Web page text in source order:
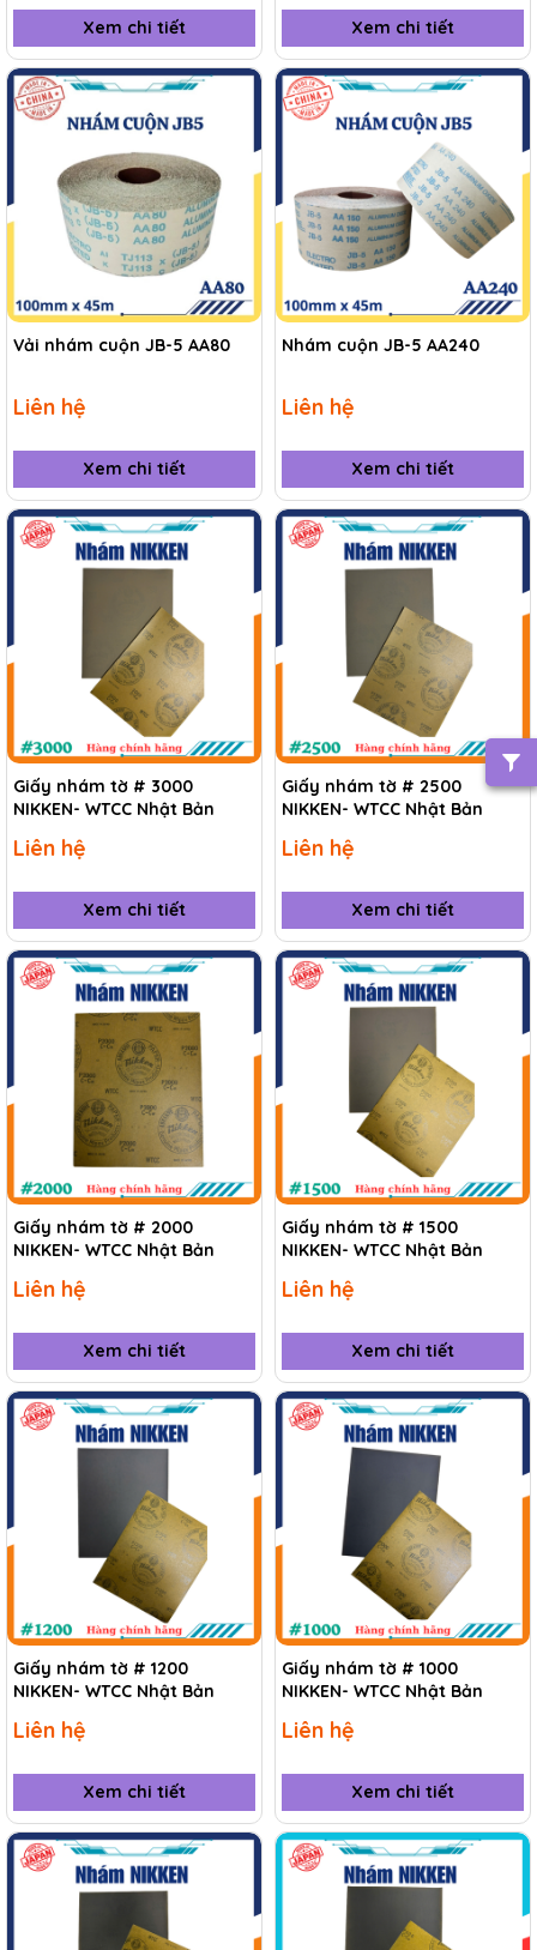
Xem chi tiết Xem chi tiết
Vải nhám cuộn JB-5 AA80
Liên hệ
Xem chi tiết
Nhám cuộn JB-5 AA240
Liên hệ
Xem chi tiết
Giấy nhám tờ # 3000
NIKKEN- WTCC Nhật Bản
Liên hệ
Xem chi tiết
Giấy nhám tờ # 2500
NIKKEN- WTCC Nhật Bản
Liên hệ
Xem chi tiết
Giấy nhám tờ # 2000
NIKKEN- WTCC Nhật Bản
Liên hệ
Xem chi tiết
Giấy nhám tờ # 1500
NIKKEN- WTCC Nhật Bản
Liên hệ
Xem chi tiết
Giấy nhám tờ # 1200
NIKKEN- WTCC Nhật Bản
Liên hệ
Xem chi tiết
Giấy nhám tờ # 1000
NIKKEN- WTCC Nhật Bản
Liên hệ
Xem chi tiết